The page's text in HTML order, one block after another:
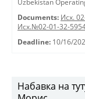
Uzbekistan
Documents: Исх.
Исх.№02-01-32-
Deadline: 10/16/
Набавка на